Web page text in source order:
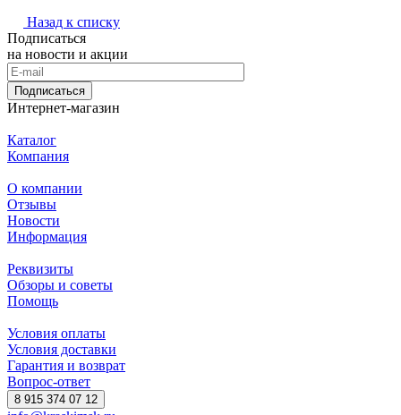
Назад к списку
Подписаться
на новости и акции
Подписаться
Интернет-магазин
Каталог
Компания
О компании
Отзывы
Новости
Информация
Реквизиты
Обзоры и советы
Помощь
Условия оплаты
Условия доставки
Гарантия и возврат
Вопрос-ответ
8 915 374 07 12